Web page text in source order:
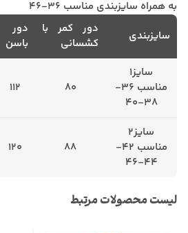
به همراه سایزبندی مناسب 36-46
سایزبندی
دور کمر با
کشسانی
دور
باسن
سایز1
مناسب 36-
38-40
80
112
سایز2
مناسب 42-
44-46
88
120
لیست محصولات مرتبط